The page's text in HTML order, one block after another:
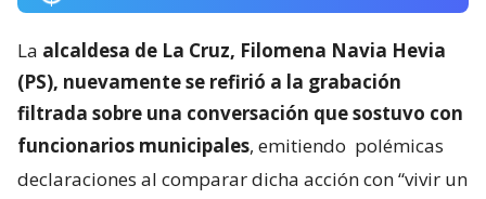
La alcaldesa de La Cruz, Filomena Navia Hevia
(PS), nuevamente se refirió a la grabación
filtrada sobre una conversación que sostuvo con
funcionarios municipales, emitiendo polémicas
declaraciones al comparar dicha acción con “vivir un